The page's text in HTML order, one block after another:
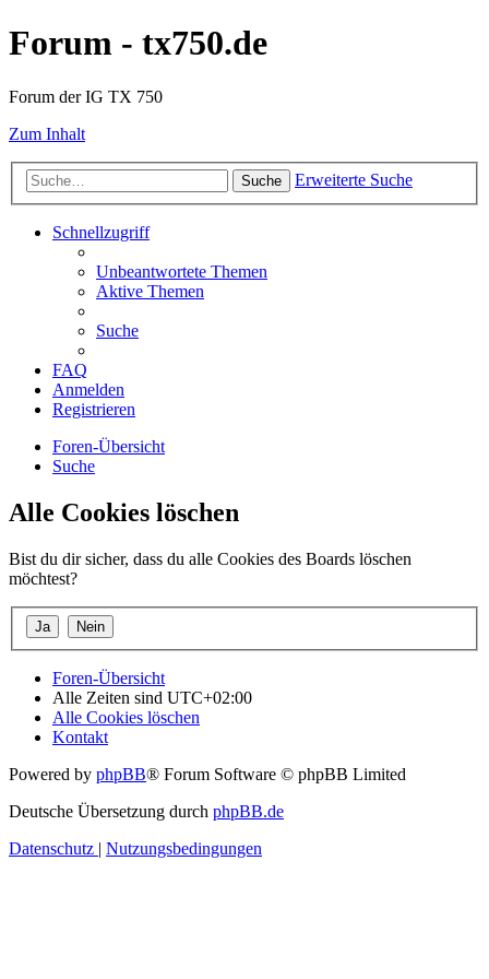
Forum - tx750.de
Forum der IG TX 750
Zum Inhalt
Suche Erweiterte Suche
Schnellzugriff
Unbeantwortete Themen
Aktive Themen
Suche
FAQ
Anmelden
Registrieren
Foren-Übersicht
Suche
Alle Cookies löschen
Bist du dir sicher, dass du alle Cookies des Boards löschen
möchtest?
Foren-Übersicht
Alle Zeiten sind UTC+02:00
Alle Cookies löschen
Kontakt
Powered by phpBB® Forum Software © phpBB Limited
Deutsche Übersetzung durch phpBB.de
Datenschutz | Nutzungsbedingungen